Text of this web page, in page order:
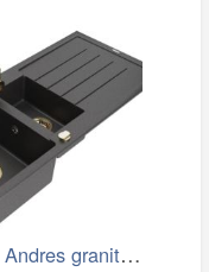
MEXEN - Andres granitový dřez s…